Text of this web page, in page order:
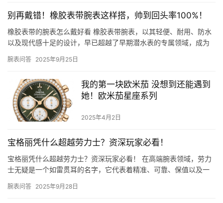
别再戴错！橡胶表带腕表这样搭，帅到回头率100%！
橡胶表带的腕表怎么戴好看 橡胶表带腕表，以其轻便、耐用、防水
以及现代感十足的设计，早已超越了早期潜水表的专属领域，成为
甚至…
腕表问答 2025年9月25日
我的第一块欧米茄 没想到还能遇到
她！欧米茄星座系列
2025年4月2日
宝格丽凭什么超越劳力士？资深玩家必看！
宝格丽凭什么超越劳力士？资深玩家必看！ 在高端腕表领域，劳力
士无疑是一个如雷贯耳的名字，它代表着精准、可靠、保值以及一
地…
腕表问答 2025年9月28日